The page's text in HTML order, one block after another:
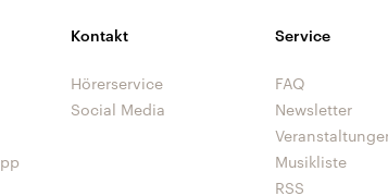
Kontakt
Hörerservice
Social Media
Service
FAQ
Newsletter
Musikliste
RSS